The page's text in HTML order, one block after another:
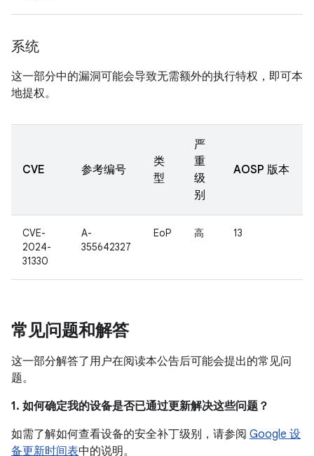
系统
这一部分中的漏洞可能会导致无需额外的执行特权，即可本
地提权。
CVE 参考编号
类
型
严
重
级
别
AOSP 版本
CVE-
2024-
31330
A-
355642327
EoP 高 13
常见问题和解答
这一部分解答了用户在阅读本公告后可能会提出的常见问
题。
1. 如何确定我的设备是否已通过更新解决这些问题？
如需了解如何查看设备的安全补丁级别，请参阅 Google 设
备更新时间表中的说明。